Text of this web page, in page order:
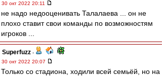
30 окт 2022 20:11
не надо недооценивать Талалаева ... он не
плохо ставит свои команды по возможностям
игроков ...
Superfuzz -
30 окт 2022 20:07
Только со стадиона, ходили всей семьёй, но на